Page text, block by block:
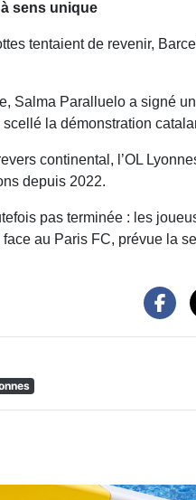
sens unique
tentaient de revenir,
Salma Paralluelo a signé
la démonstration
continental, l’OL
depuis 2022.
pas terminée : les
au Paris FC, prévue la